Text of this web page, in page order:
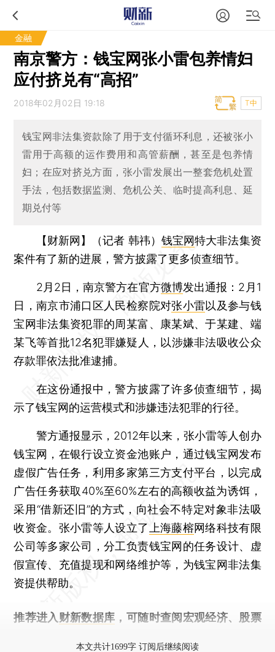
金融
南京警方：钱宝网张小雷包养情妇
应付挤兑有“高招”
2018年02月02日 19:18 T中
钱宝网非法集资款除了用于支付循环利息，还被张小
雷用于高额的运作费用和高管薪酬，甚至是包养情
妇；在应对挤兑方面，张小雷发展出一整套危机处置
手法，包括数据监测、危机公关、临时提高利息、延
期兑付等
【财新网】（记者 韩祎） 钱宝网特大非法集资
案件有了新的进展，警方披露了更多侦查细节。
2月2日，南京警方在官方微博发出通报：2月1
日，南京市浦口区人民检察院对张小雷以及参与钱
宝网非法集资犯罪的周某富、康某斌、于某建、端
某飞等首批12名犯罪嫌疑人，以涉嫌非法吸收公众
存款罪依法批准逮捕。
在这份通报中，警方披露了许多侦查细节，揭
示了钱宝网的运营模式和涉嫌违法犯罪的行径。
警方通报显示，2012年以来，张小雷等人创办
钱宝网，在银行设立资金池账户，通过钱宝网发布
虚假广告任务，利用多家第三方支付平台，以完成
广告任务获取40%至60%左右的高额收益为诱饵，
采用“借新还旧”的方式，向社会不特定对象非法吸
收资金。张小雷等人设立了 上海藤榕网络科技有限
公司等多家公司，分工负责钱宝网的任务设计、虚
假宣传、充值提现和网络维护等，为钱宝网非法集
资提供帮助。
推荐进入 财新数据库 ，可随时查阅宏观经济、股票
本文共计1699字 订阅后继续阅读